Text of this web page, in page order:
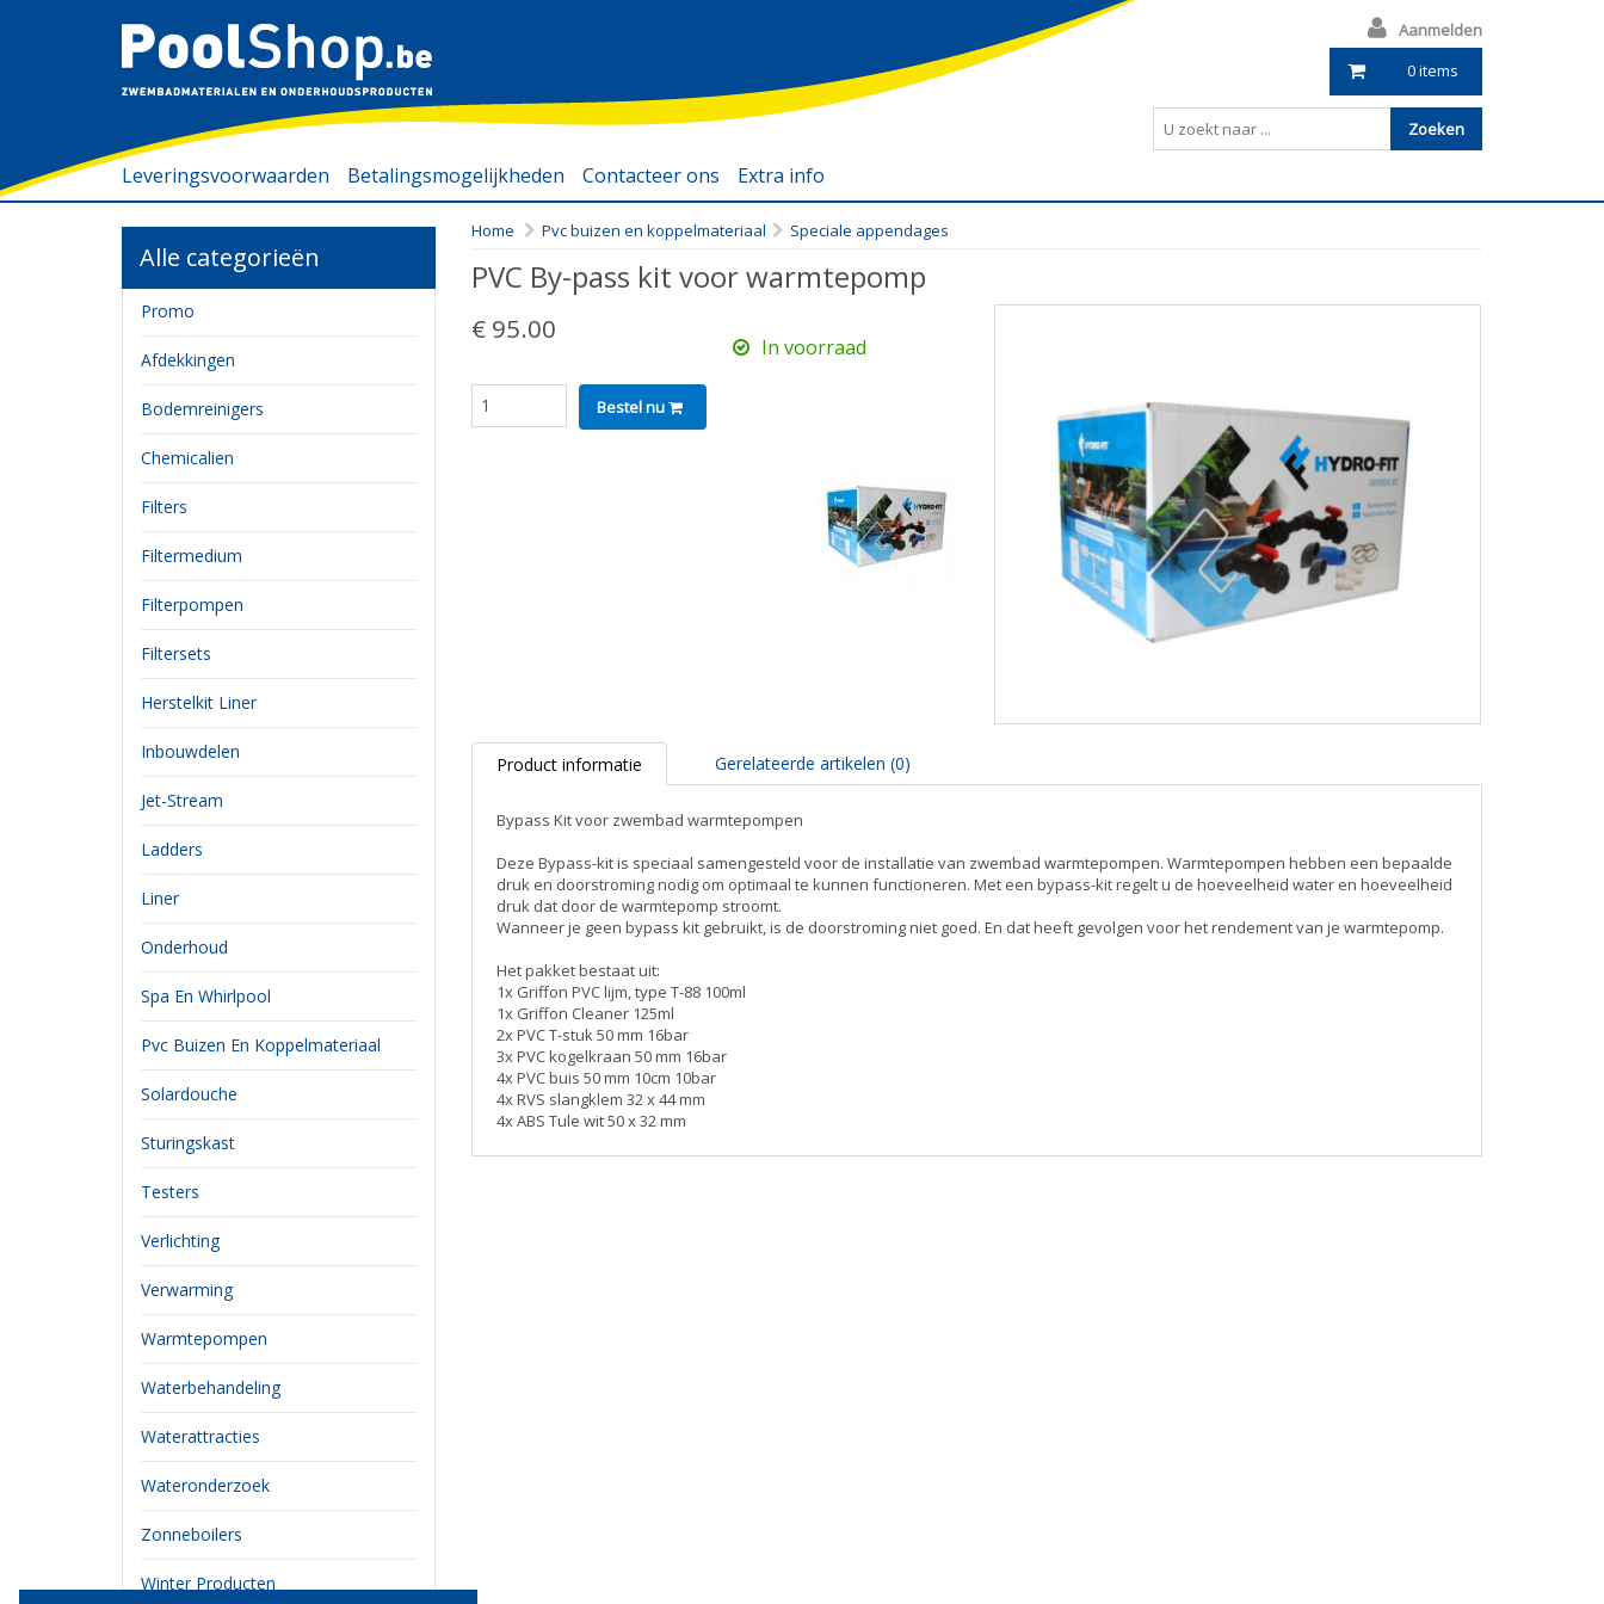
Leveringsvoorwaarden Betalingsmogelijkheden Contacteer ons
Extra info
Filterpompen zwembad
Zwembadmaterialen
Warmtepomp zwembad
accessoires
Webshop vlaams-
brabant
Webshop west-
vlaanderen
West-Vlaanderen
Aanmelden
0 items
Zoeken
Alle categorieën
Promo
Afdekkingen
Bodemreinigers
Chemicalien
Filters
Filtermedium
Filterpompen
Filtersets
Herstelkit Liner
Inbouwdelen
Jet-Stream
Ladders
Liner
Onderhoud
Spa En Whirlpool
Pvc Buizen En Koppelmateriaal
Solardouche
Sturingskast
Testers
Verlichting
Verwarming
Warmtepompen
Waterbehandeling
Waterattracties
Wateronderzoek
Zonneboilers
Winter Producten
Home Pvc buizen en koppelmateriaal Speciale appendages
PVC By-pass kit voor warmtepomp
€ 95.00
In voorraad
Bestel nu
Product informatie Gerelateerde artikelen (0)
Bypass Kit voor zwembad warmtepompen
Deze Bypass-kit is speciaal samengesteld voor de installatie van zwembad warmtepompen. Warmtepompen hebben een bepaalde
druk en doorstroming nodig om optimaal te kunnen functioneren. Met een bypass-kit regelt u de hoeveelheid water en hoeveelheid
druk dat door de warmtepomp stroomt.
Wanneer je geen bypass kit gebruikt, is de doorstroming niet goed. En dat heeft gevolgen voor het rendement van je warmtepomp.
Het pakket bestaat uit:
1x Griffon PVC lijm, type T-88 100ml
1x Griffon Cleaner 125ml
2x PVC T-stuk 50 mm 16bar
3x PVC kogelkraan 50 mm 16bar
4x PVC buis 50 mm 10cm 10bar
4x RVS slangklem 32 x 44 mm
4x ABS Tule wit 50 x 32 mm